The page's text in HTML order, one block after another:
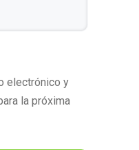
electrónico y
la próxima